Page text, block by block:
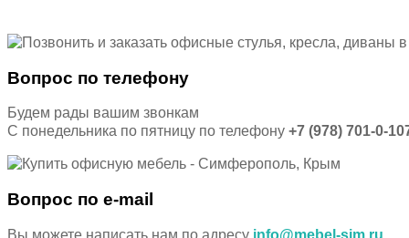
Вопрос по телефону
Будем рады вашим звонкам
С понедельника по пятницу по телефону +7 (978) 701-0-
Вопрос по e-mail
Вы можете написать нам по адресу info@mebel-sim.ru